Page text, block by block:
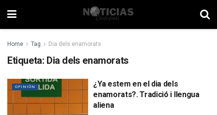
Home Tag Dia dels enamorats
Etiqueta: Dia dels enamorats
OPINIÓN
¿Ya estem en el dia dels
enamorats?. Tradició i llengua
aliena